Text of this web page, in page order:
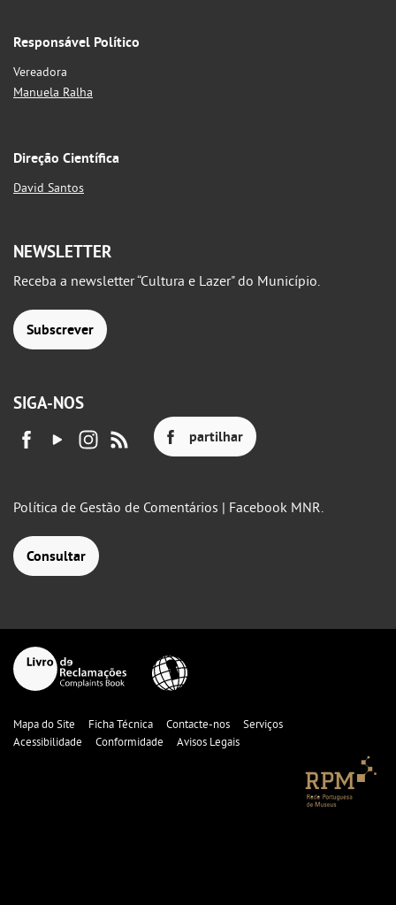
Responsável Político
Vereadora
Manuela Ralha
Direção Científica
David Santos
NEWSLETTER
Receba a newsletter “Cultura e Lazer" do Município.
Subscrever
SIGA-NOS
partilhar
Política de Gestão de Comentários | Facebook MNR.
Consultar
Mapa do Site Ficha Técnica Contacte-nos
Serviços
Acessibilidade
Conformidade Avisos Legais